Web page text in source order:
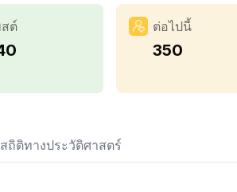
ต์ ต่อไปนี้
350
สถิติทางประวัติศาสตร์